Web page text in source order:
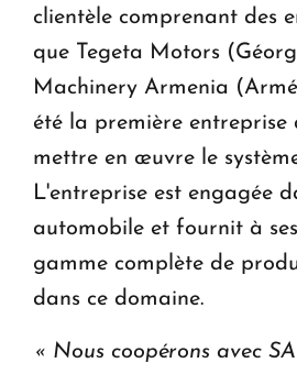
clientèle comprenant des
que Tegeta Motors
Machinery Armenia
été la première entreprise
mettre en œuvre le
L'entreprise est engagée
automobile et fournit à
gamme complète de
dans ce domaine.
« Nous coopérons avec